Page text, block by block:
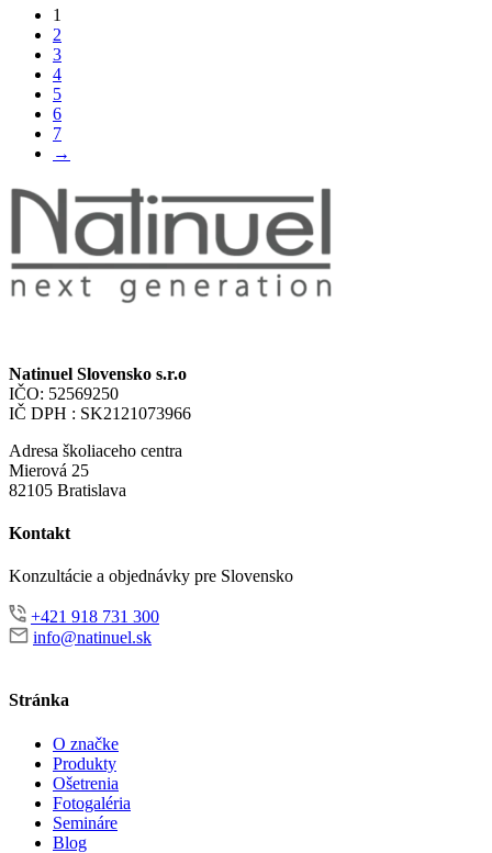
1
2
3
4
5
6
7
→
Natinuel Slovensko s.r.o
IČO: 52569250
IČ DPH : SK2121073966
Adresa školiaceho centra
Mierová 25
82105 Bratislava
Kontakt
Konzultácie a objednávky pre Slovensko
+421 918 731 300
info@natinuel.sk
Stránka
O značke
Produkty
Ošetrenia
Fotogaléria
Semináre
Blog